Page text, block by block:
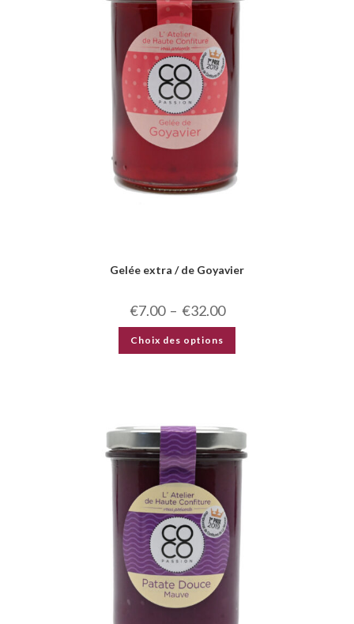
Gelée extra / de Goyavier
€7.00 – €32.00
Choix des options